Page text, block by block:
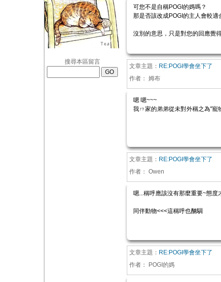
搜尋本區留言
可您不是自稱POGI的媽嗎？
那是否該改成POGI的主人會較適
沒別的意思，只是對您的回應覺
文章主題： RE:POGI學會坐下了
作者： 姆布
嗯 嗯~~~
我ㄇ家的弟弟從未對外稱之為"寵
文章主題： RE:POGI學會坐下了
作者： Owen
嗯...稱呼應該沒有那麼重要~態度
同伴動物<<<這稱呼也酗騆
文章主題： RE:POGI學會坐下了
作者：
POGI的媽